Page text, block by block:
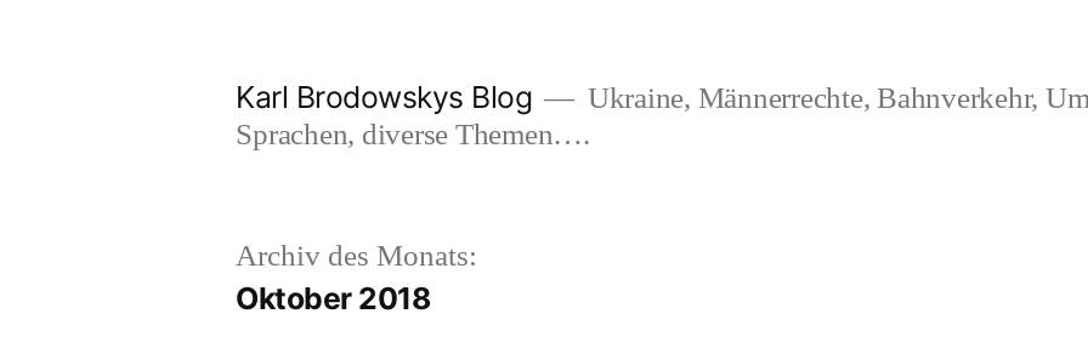
Karl Brodowskys Blog
Ukraine, Männerrechte, Bahnverkehr,
Sprachen, diverse Themen….
Archiv des Monats:
Oktober 2018